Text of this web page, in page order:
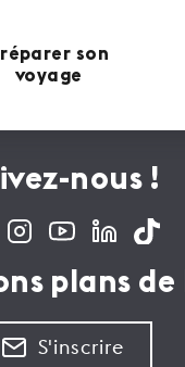
son
voyage
nous !
plans
S'inscrire